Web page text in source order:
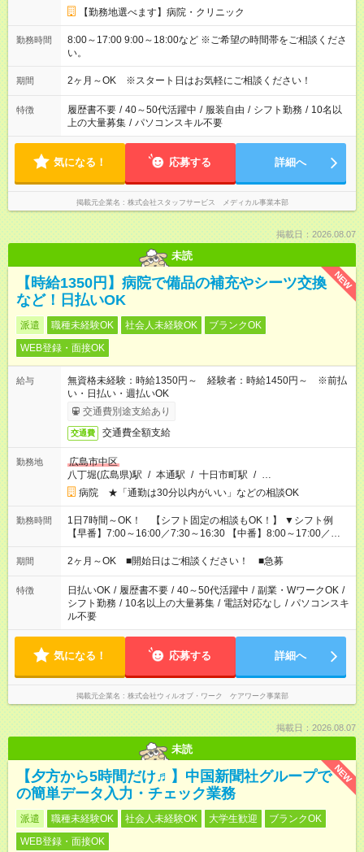
【勤務地選べます】病院・クリニック
勤務時間
8:00～17:00 9:00～18:00など ※ご希望の時間帯をご相談くださ
い。
期間 2ヶ月～OK ※スタート日はお気軽にご相談ください！
特徴 履歴書不要 / 40～50代活躍中 / 服装自由 / シフト勤務 / 10名以
上の大量募集 / パソコンスキル不要
気になる！ 応募する 詳細へ
掲載元企業名 株式会社スタッフサービス メディカル事業本部
掲載日：2026.08.07
未読
NEW
【時給1350円】病院で備品の補充やシーツ交換
など！日払いOK
派遣 職種未経験OK 社会人未経験OK
ブランクOK
WEB登録・面接OK
給与
無資格未経験：時給1350円～ 経験者：時給1450円～ ※前払
い・日払い・週払いOK
交通費別途支給あり
交通費 交通費全額支給
勤務地
広島市中区
八丁堀(広島県)駅 / 本通駅 / 十日市町駅 / …
病院 ★「通勤は30分以内がいい」などの相談OK
勤務時間
1日7時間～OK！ 【シフト固定の相談もOK！】 ▼シフト例
【早番】7:00～16:00／7:30～16:30 【中番】8:00～17:00／
9:00～18:00 【遅番】11:00～20:00／13:00～22:00 「〇時まで
には帰りたい」 「〇時からしか出勤できない」 などの相談OK！
期間 2ヶ月～OK ■開始日はご相談ください！ ■急募
特徴 日払いOK / 履歴書不要 / 40～50代活躍中 / 副業・WワークOK /
シフト勤務 / 10名以上の大量募集 / 電話対応なし / パソコンスキ
ル不要
気になる！ 応募する 詳細へ
掲載元企業名 株式会社ウィルオブ・ワーク ケアワーク事業部
掲載日：2026.08.07
未読
NEW
【夕方から5時間だけ♬】中国新聞社グループで
の簡単データ入力・チェック業務
派遣 職種未経験OK 社会人未経験OK 大学生歓迎
ブランクOK
WEB登録・面接OK